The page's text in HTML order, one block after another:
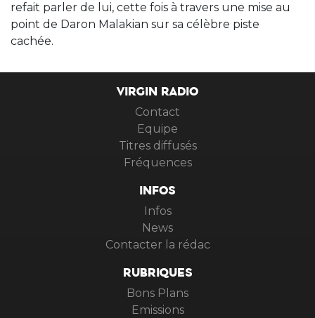
refait parler de lui, cette fois à travers une mise au
point de Daron Malakian sur sa célèbre piste
cachée.
VIRGIN RADIO
Contact
Equipe
Titres diffusés
Fréquences
INFOS
Infos
News
Contacter la rédac
RUBRIQUES
Bons Plans
Emissions